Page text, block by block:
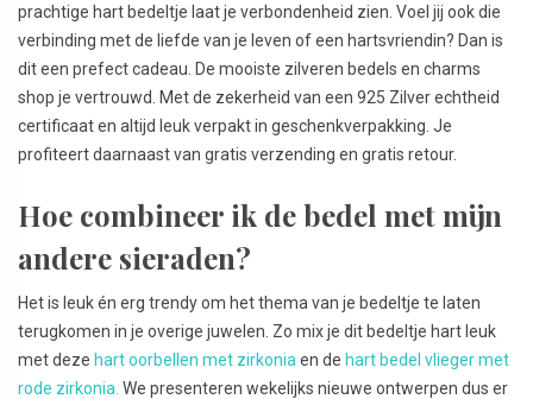
prachtige hart bedeltje laat je verbondenheid zien. Voel jij ook die
verbinding met de liefde van je leven of een hartsvriendin? Dan is
dit een prefect cadeau. De mooiste zilveren bedels en charms
shop je vertrouwd. Met de zekerheid van een 925 Zilver echtheid
certificaat en altijd leuk verpakt in geschenkverpakking. Je
profiteert daarnaast van gratis verzending en gratis retour.
Hoe combineer ik de bedel met mijn
andere sieraden?
Het is leuk én erg trendy om het thema van je bedeltje te laten
terugkomen in je overige juwelen. Zo mix je dit bedeltje hart leuk
met deze hart oorbellen met zirkonia en de hart bedel vlieger met
rode zirkonia. We presenteren wekelijks nieuwe ontwerpen dus er